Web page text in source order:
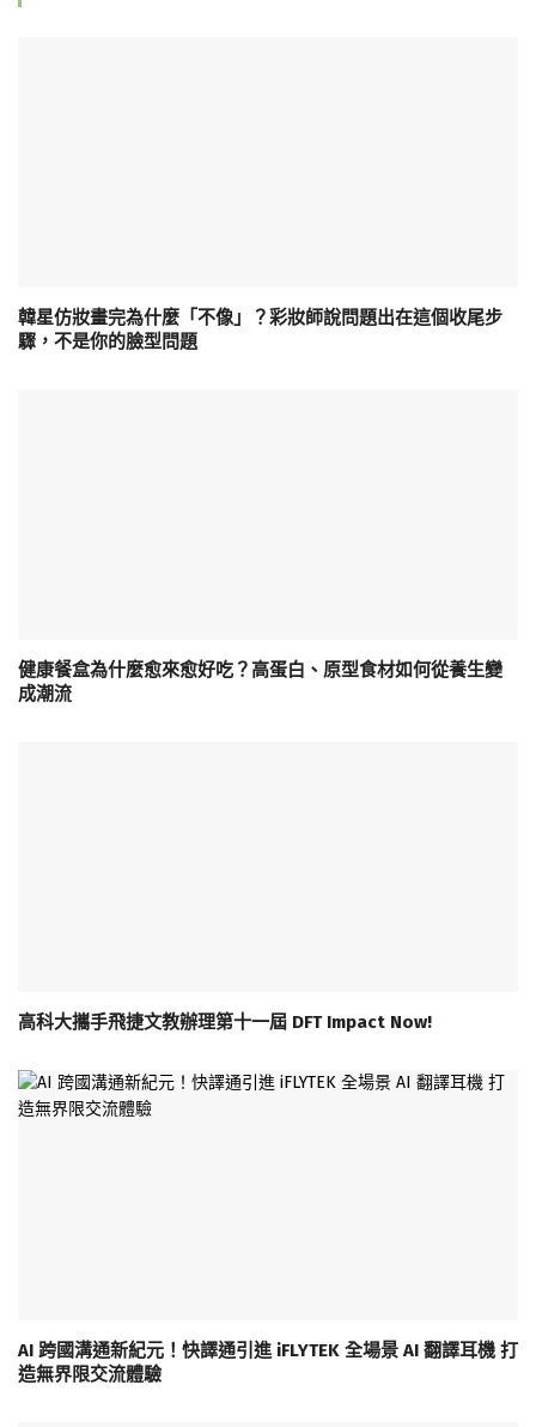
韓星仿妝畫完為什麼「不像」？彩妝師說問題出在這個收尾步
驟，不是你的臉型問題
健康餐盒為什麼愈來愈好吃？高蛋白、原型食材如何從養生變
成潮流
高科大攜手飛捷文教辦理第十一屆 DFT Impact Now!
AI 跨國溝通新紀元！快譯通引進 iFLYTEK 全場景 AI 翻譯耳機 打
造無界限交流體驗